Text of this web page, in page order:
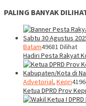
PALING BANYAK
Batam49681 Dilihat
Hadiri Pesta Rakyat
Advetorial, Kepri
Ketua DPRD Prov